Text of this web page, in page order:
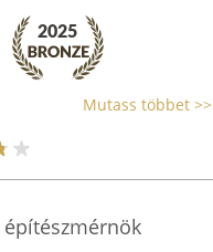
Mutass többet >>